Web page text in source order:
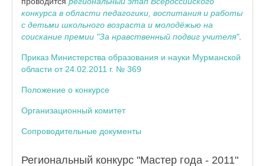
конкурса в области педагогики, воспитания и работы
с детьми школьного возраста и молодёжью на
соискание премии "За нравственный подвиг учителя".
Приказ Министерства образования и науки Мурманской
области от 24.02.2011 г. № 369
Положение о конкурсе
Организационный комитет
Сопроводительные документы
Региональный конкурс "Мастер года - 2011"